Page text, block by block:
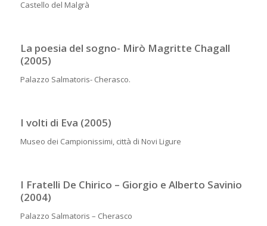
Castello del Malgrà
La poesia del sogno- Mirò Magritte Chagall
(2005)
Palazzo Salmatoris- Cherasco.
I volti di Eva (2005)
Museo dei Campionissimi, città di Novi Ligure
I Fratelli De Chirico – Giorgio e Alberto Savinio
(2004)
Palazzo Salmatoris – Cherasco